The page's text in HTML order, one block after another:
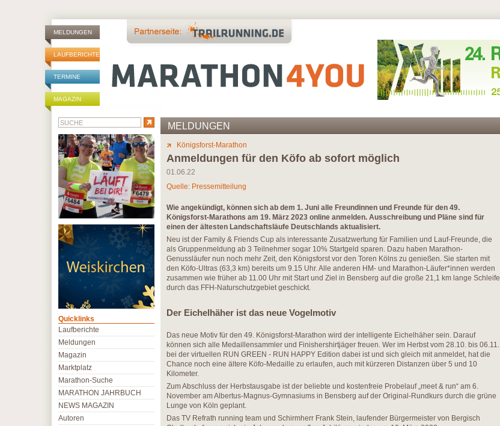
MELDUNGEN
LAUFBERICHTE
TERMINE
MAGAZIN
MELDUNGEN
Königsforst-Marathon
Anmeldungen für den Köfo ab sofort möglich
01.06.22
Quelle: Pressemitteilung
Wie angekündigt, können sich ab dem 1. Juni alle Freundinnen und Freunde für den 49.
Königsforst-Marathons am 19. März 2023 online anmelden. Ausschreibung und Pläne sind für
einen der ältesten Landschaftsläufe Deutschlands aktualisiert.
Neu ist der Family & Friends Cup als interessante Zusatzwertung für Familien und Lauf-Freunde, die
als Gruppenmeldung ab 3 Teilnehmer sogar 10% Startgeld sparen. Dazu haben Marathon-
Genussläufer nun noch mehr Zeit, den Königsforst vor den Toren Kölns zu genießen. Sie starten mit
den Köfo-Ultras (63,3 km) bereits um 9.15 Uhr. Alle anderen HM- und Marathon-Läufer*innen werden
zusammen wie früher ab 11.00 Uhr mit Start und Ziel in Bensberg auf die große 21,1 km lange Schleife
durch das FFH-Naturschutzgebiet geschickt.
Der Eichelhäher ist das neue Vogelmotiv
Das neue Motiv für den 49. Königsforst-Marathon wird der intelligente Eichelhäher sein. Darauf
können sich alle Medaillensammler und Finishershirtjäger freuen. Wer im Herbst vom 28.10. bis 06.11.
bei der virtuellen RUN GREEN - RUN HAPPY Edition dabei ist und sich gleich mit anmeldet, hat die
Chance noch eine ältere Köfo-Medaille zu erlaufen, auch mit kürzeren Distanzen über 5 und 10
Kilometer.
Zum Abschluss der Herbstausgabe ist der beliebte und kostenfreie Probelauf „meet & run“ am 6.
November am Albertus-Magnus-Gymnasiums in Bensberg auf der Original-Rundkurs durch die grüne
Lunge von Köln geplant.
Das TV Refrath running team und Schirmherr Frank Stein, laufender Bürgermeister von Bergisch
Quicklinks
Laufberichte
Meldungen
Magazin
Marktplatz
Marathon-Suche
MARATHON JAHRBUCH
NEWS MAGAZIN
Autoren